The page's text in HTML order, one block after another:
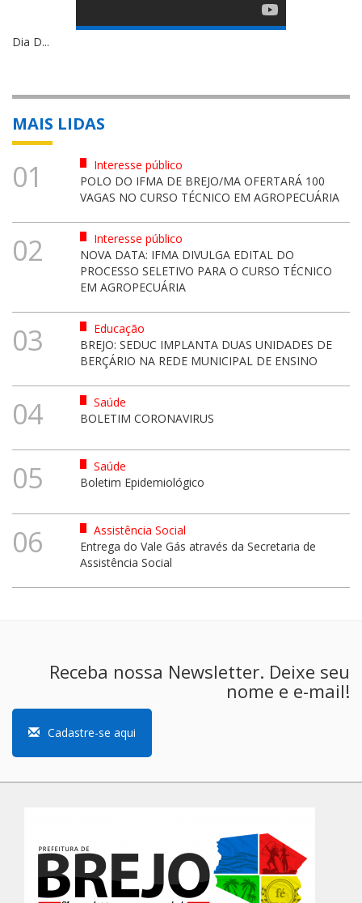
Dia D...
MAIS LIDAS
01
Interesse público
POLO DO IFMA DE BREJO/MA OFERTARÁ 100
VAGAS NO CURSO TÉCNICO EM AGROPECUÁRIA
02
Interesse público
NOVA DATA: IFMA DIVULGA EDITAL DO
PROCESSO SELETIVO PARA O CURSO TÉCNICO
EM AGROPECUÁRIA
03
Educação
BREJO: SEDUC IMPLANTA DUAS UNIDADES DE
BERÇÁRIO NA REDE MUNICIPAL DE ENSINO
04
Saúde
BOLETIM CORONAVIRUS
05
Saúde
Boletim Epidemiológico
06
Assistência Social
Entrega do Vale Gás através da Secretaria de
Assistência Social
Receba nossa Newsletter. Deixe seu
nome e e-mail!
Cadastre-se aqui